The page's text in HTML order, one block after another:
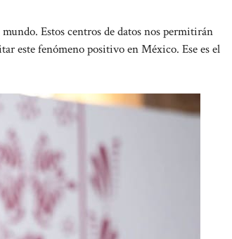
Estos centros de datos nos permitirán
este fenómeno positivo en México. Ese es el